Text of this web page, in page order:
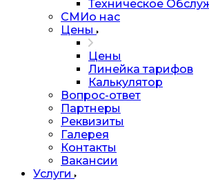
Техническое
СМИо нас
Цены
Цены
Линейка тарифов
Калькулятор
Вопрос-ответ
Партнеры
Реквизиты
Галерея
Контакты
Вакансии
Услуги